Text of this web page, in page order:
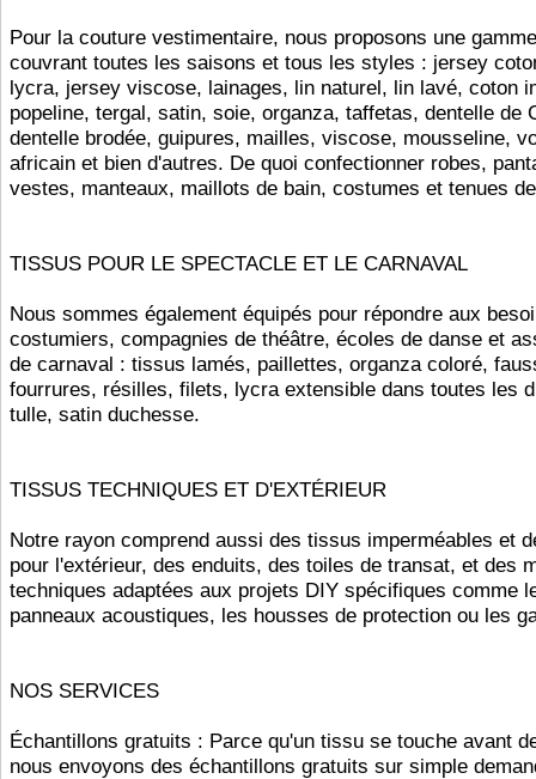
Pour la couture vestimentaire, nous proposons une
couvrant toutes les saisons et tous les styles : jersey
lycra, jersey viscose, lainages, lin naturel, lin lavé, coton
popeline, tergal, satin, soie, organza, taffetas, dentelle de
dentelle brodée, guipures, mailles, viscose, mousseline,
africain et bien d'autres. De quoi confectionner robes,
vestes, manteaux, maillots de bain, costumes et tenues
TISSUS POUR LE SPECTACLE ET LE CARNAVAL
Nous sommes également équipés pour répondre aux
costumiers, compagnies de théâtre, écoles de danse et
de carnaval : tissus lamés, paillettes, organza coloré,
fourrures, résilles, filets, lycra extensible dans toutes les
tulle, satin duchesse.
TISSUS TECHNIQUES ET D'EXTÉRIEUR
Notre rayon comprend aussi des tissus imperméables et
pour l'extérieur, des enduits, des toiles de transat, et des
techniques adaptées aux projets DIY spécifiques comme
panneaux acoustiques, les housses de protection ou les
NOS SERVICES
Échantillons gratuits : Parce qu'un tissu se touche avant
nous envoyons des échantillons gratuits sur simple